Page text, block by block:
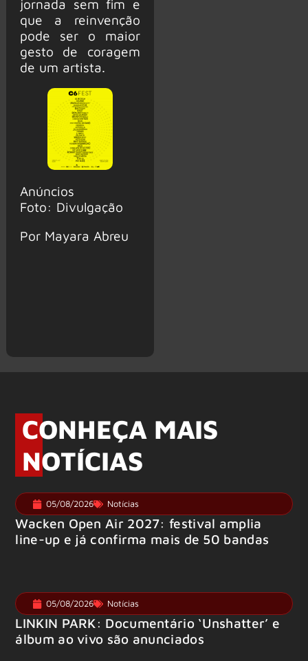
jornada sem fim e
que a reinvenção
pode ser o maior
gesto de coragem
de um artista.
Anúncios
Foto: Divulgação
Por Mayara Abreu
CONHEÇA MAIS
NOTÍCIAS
05/08/2026 Notícias
Wacken Open Air 2027: festival amplia
line-up e já confirma mais de 50 bandas
05/08/2026 Notícias
LINKIN PARK: Documentário ‘Unshatter’ e
álbum ao vivo são anunciados